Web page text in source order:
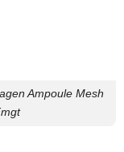
Ampoule Mesh